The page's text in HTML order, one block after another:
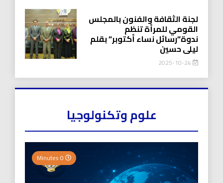
لجنة الثقافة والفنون بالمجلس
القومي للمرأة تنظم
ندوة”رسائل نساء أكتوبر” بقلم
ليلى حسين
2025-10-24
علوم وتكنولوجيا